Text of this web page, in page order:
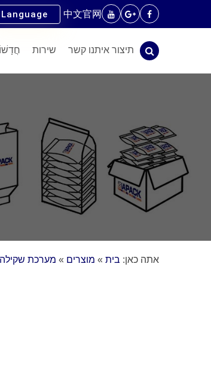
中文官网
Language
שירות תיצור איתנו קשר
אתה כאן: בית » מוצרים » מערכת שקילה